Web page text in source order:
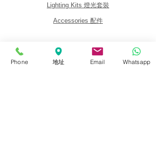
Lighting Kits 燈光套裝
Accessories 配件
關於我們
Phone 地址 Email Whatsapp